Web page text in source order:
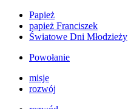
Papież
papież Franciszek
Światowe Dni Młodzieży
Powołanie
misje
rozwój